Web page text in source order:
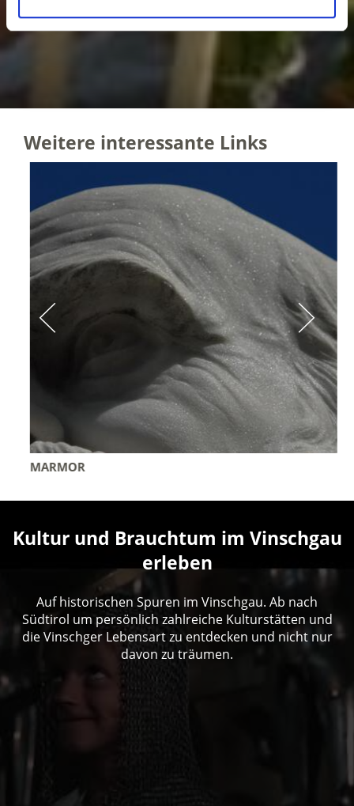
Weitere interessante Links
MARMOR
Kultur und Brauchtum im Vinschgau
erleben
Auf historischen Spuren im Vinschgau. Ab nach
Südtirol um persönlich zahlreiche Kulturstätten und
die Vinschger Lebensart zu entdecken und nicht nur
davon zu träumen.